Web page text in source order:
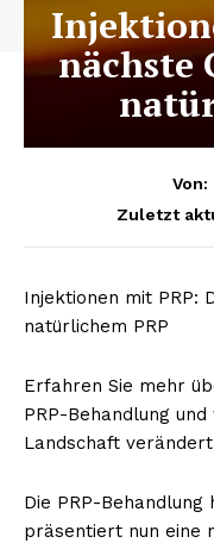
nächste
Von:
Zuletzt
Injektionen mit PRP:
natürlichem PRP
Erfahren Sie mehr
PRP-Behandlung
Landschaft
Die PRP-
präsentiert nun eine